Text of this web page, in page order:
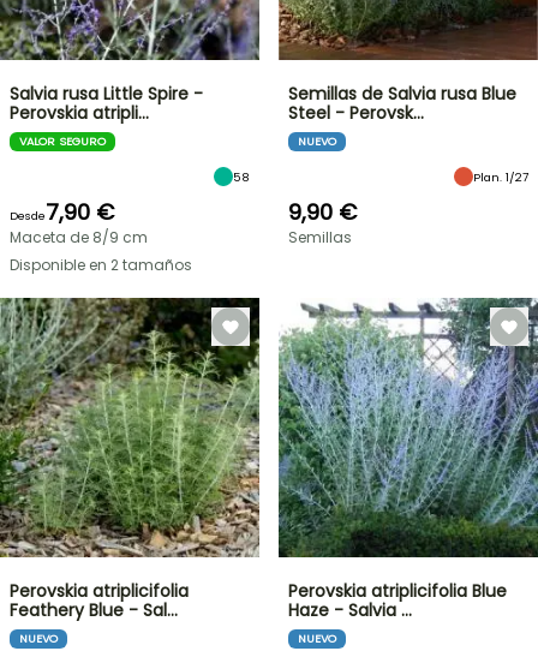
Salvia rusa Little Spire -
Perovskia atripli…
VALOR SEGURO
58
Desde7,90 €
Maceta de 8/9 cm
Disponible en 2 tamaños
Semillas de Salvia rusa Blue
Steel - Perovsk…
NUEVO
Plan. 1/27
9,90 €
Semillas
Perovskia atriplicifolia
Feathery Blue - Sal…
NUEVO
Perovskia atriplicifolia Blue
Haze - Salvia …
NUEVO